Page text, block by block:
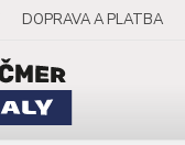
DOPRAVA A PLATBA